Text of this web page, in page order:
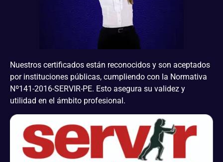
Nuestros certificados están reconocidos y son aceptados
por instituciones públicas, cumpliendo con la Normativa
Nº141-2016-SERVIR-PE. Esto asegura su validez y
utilidad en el ámbito profesional.